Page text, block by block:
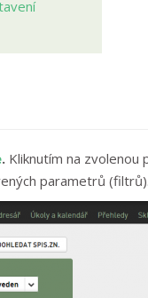
. Kliknutím na zvolenou
parametrů (filtrů).